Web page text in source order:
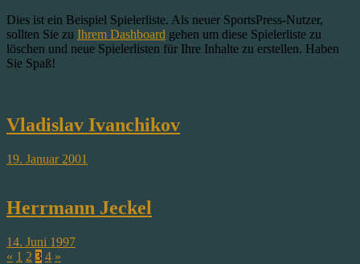
Dies ist ein Beispiel Spielerliste. Als neuer SportsPress-Nutzer,
sollten Sie zu Ihrem Dashboard gehen um diese Spielerliste zu
löschen und neue Spielerlisten für Ihre Inhalte zu erstellen. Haben
Sie Spaß!
Vladislav Ivanchikov
19. Januar 2001
Herrmann Jeckel
14. Juni 1997
« 1 2 3 4 »